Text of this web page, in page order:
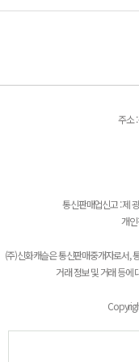
주소
통신판매업신고 : 제
개인
(주)신화캐슬은 통신판매중개자로서,
거래 정보 및 거래 등에